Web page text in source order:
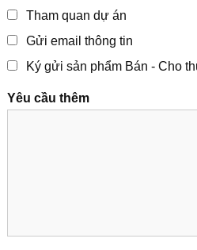
Tham quan dự án
Gửi email thông tin
Ký gửi sản phẩm Bán - Cho
Yêu cầu thêm